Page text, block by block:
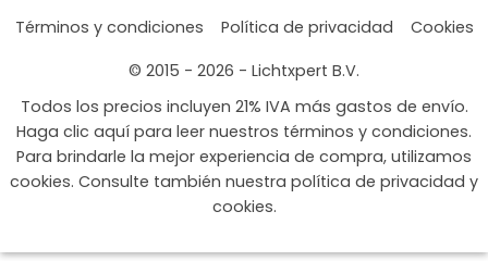
Términos y condiciones Política de privacidad
Cookies
© 2015 - 2026 - Lichtxpert B.V.
Todos los precios incluyen 21% IVA más gastos de envío.
Haga clic aquí para leer nuestros términos y condiciones.
Para brindarle la mejor experiencia de compra, utilizamos
cookies. Consulte también nuestra política de privacidad y
cookies.